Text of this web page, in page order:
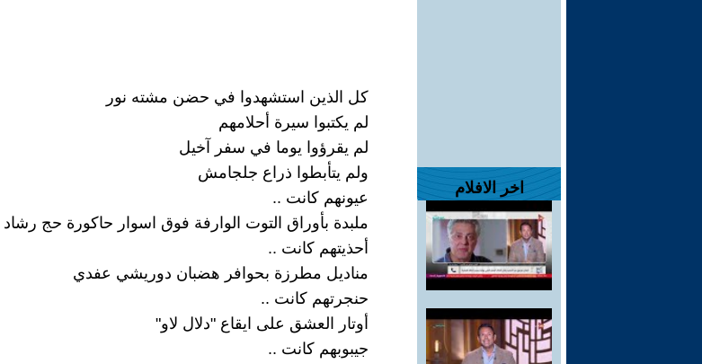
اخر الافلام
كل الذين استشهدوا في حضن مشته نور
لم يكتبوا سيرة أحلامهم
لم يقرؤوا يوما في سفر آخيل
ولم يتأبطوا ذراع جلجامش
عيونهم كانت ..
ملبدة بأوراق التوت الوارفة فوق اسوار حاكورة حج رشاد
أحذيتهم كانت ..
مناديل مطرزة بحوافر هضبان دوريشي عفدي
حنجرتهم كانت ..
أوتار العشق على ايقاع "دلال لاو"
جيبوبهم كانت ..